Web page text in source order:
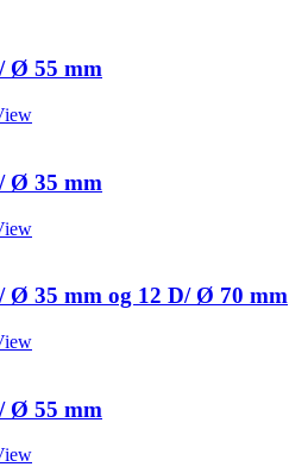
Ø 55 mm
Ø 35 mm
Ø 35 mm og 12 D/ Ø 70 mm
Ø 55 mm